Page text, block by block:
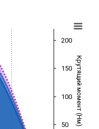
Крутящий момент (Нм)
50
100
150
200